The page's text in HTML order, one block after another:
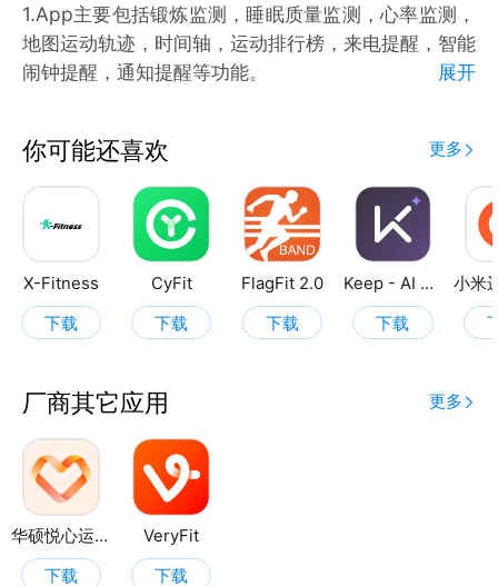
1.App主要包括锻炼监测，睡眠质量监测，心率监测，
地图运动轨迹，时间轴，运动排行榜，来电提醒，智能
闹钟提醒，通知提醒等功能。
4.可记录用户心率，帮助用户监测身体健康情况
展开
你可能还喜欢 更多
X-Fitness
下载
CyFit
下载
FlagFit 2.0
下载
Keep - AI 运动教练
下载
厂商其它应用 更多
华硕悦心运动
下载
VeryFit
下载